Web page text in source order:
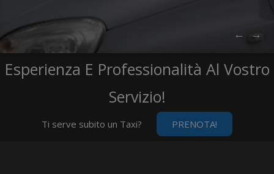
← →
Esperienza E Professionalità Al Vostro
Servizio!
Ti serve subito un Taxi? PRENOTA!